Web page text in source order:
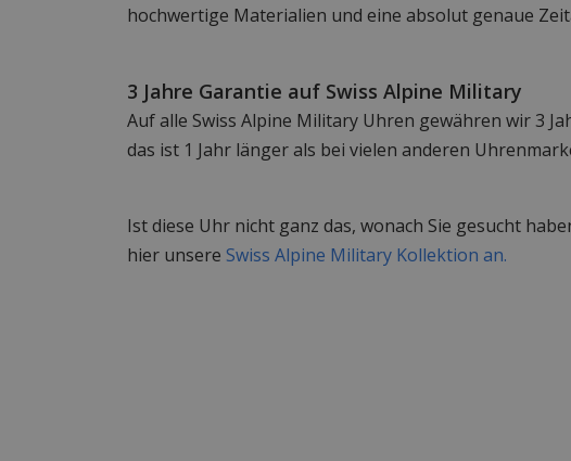
hochwertige Materialien und eine absolut genaue
3 Jahre Garantie auf Swiss Alpine Military
Auf alle Swiss Alpine Military Uhren gewähren wir 3
das ist 1 Jahr länger als bei vielen anderen
Ist diese Uhr nicht ganz das, wonach Sie gesucht
hier unsere Swiss Alpine Military Kollektion an.